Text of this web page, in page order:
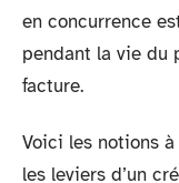
en concurrence
pendant la vie du
facture.
Voici les notions
les leviers d’un